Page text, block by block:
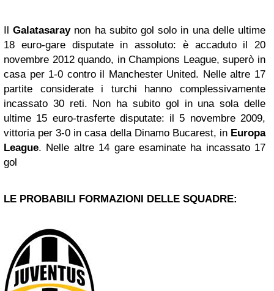
IlGalatasaraynon ha subito gol solo in una delle ultime
18 euro-gare disputate in assoluto: è accaduto il 20
novembre 2012 quando, in Champions League, superò in
casa per 1-0 contro il Manchester United. Nelle altre 17
partite considerate i turchi hanno complessivamente
incassato 30 reti. Non ha subito gol in una sola delle
ultime 15 euro-trasferte disputate: il 5 novembre 2009,
vittoria per 3-0 in casa della Dinamo Bucarest, in Europa
League. Nelle altre 14 gare esaminate ha incassato 17
gol
LE PROBABILI FORMAZIONI DELLE SQUADRE: